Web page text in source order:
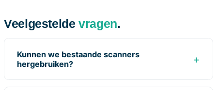
Veelgesteldevragen.
Kunnen we bestaande scanners
hergebruiken?